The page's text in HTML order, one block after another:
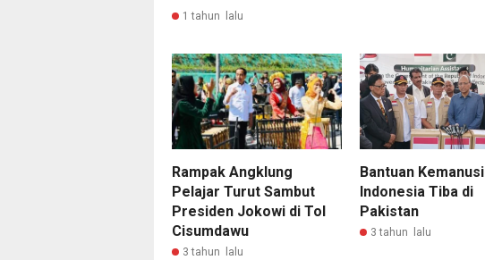
1 tahun lalu
Rampak Angklung
Pelajar Turut Sambut
Presiden Jokowi di Tol
Cisumdawu
3 tahun lalu
Bantuan
Indonesia Tiba di
Pakistan
3 tahun lalu